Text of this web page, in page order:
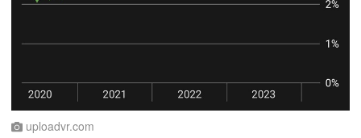
uploadvr.com